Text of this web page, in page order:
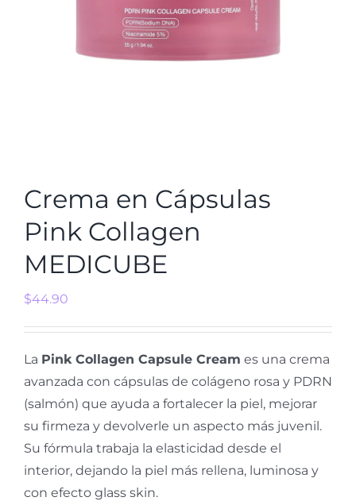
Crema en Cápsulas
Pink Collagen
MEDICUBE
$44.90
La Pink Collagen Capsule Cream es una crema
avanzada con cápsulas de colágeno rosa y PDRN
(salmón) que ayuda a fortalecer la piel, mejorar
su firmeza y devolverle un aspecto más juvenil.
Su fórmula trabaja la elasticidad desde el
interior, dejando la piel más rellena, luminosa y
con efecto glass skin.